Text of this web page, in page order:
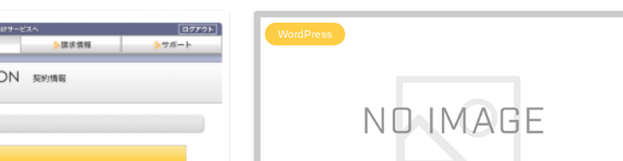
WordPress